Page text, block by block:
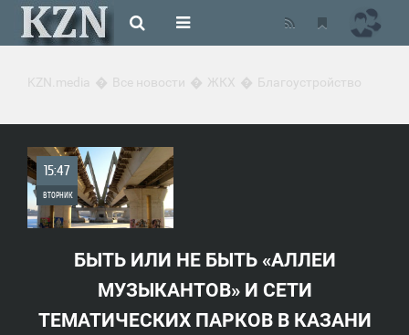
KZN.media Все новости ЖКХ Благоустройство
15:47
ВТОРНИК
0
БЫТЬ ИЛИ НЕ БЫТЬ «АЛЛЕИ
МУЗЫКАНТОВ» И СЕТИ
ТЕМАТИЧЕСКИХ ПАРКОВ В КАЗАНИ